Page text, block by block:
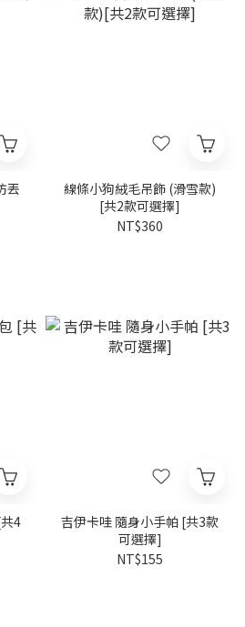
丟
線條小狗絨毛吊飾 (滑雪款)
[共2款可選擇]
NT$360
4
吉伊卡哇 隨身小手帕 [共3款
可選擇]
NT$155